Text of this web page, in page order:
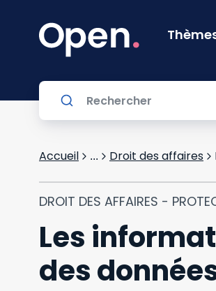
Accueil ... Droit des affaires
DROIT DES AFFAIRES -
Les
des